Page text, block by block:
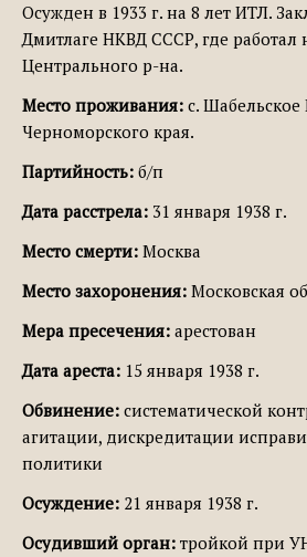
Осужден в 1933 г. на 8 лет ИТЛ.
Дмитлаге НКВД СССР, где работал
Центрального р-на.
Место проживания: с.
Черноморского края.
Партийность: б/п
Дата расстрела: 31 января 1938 г.
Место смерти: Москва
Место захоронения: Московская
Мера пресечения: арестован
Дата ареста: 15 января 1938 г.
Обвинение: систематической
агитации, дискредитации
политики
Осуждение: 21 января 1938 г.
Осудивший орган: тройкой при